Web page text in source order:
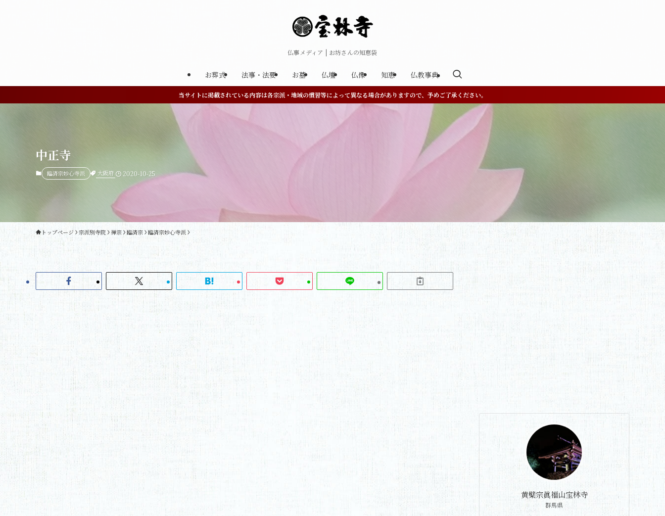
仏事メディア | お坊さんの知恵袋
お葬式 法事・法要 お墓 仏壇 仏像 知恵 仏教事典
当サイトに掲載されている内容は各宗派・地域の慣習等によって異なる場合がありますので、予めご了承ください。
中正寺
臨済宗妙心寺派 大阪府 2020-10-25
トップページ 宗派別寺院 禅宗 臨済宗 臨済宗妙心寺派
黄檗宗眞福山宝林寺
群馬県